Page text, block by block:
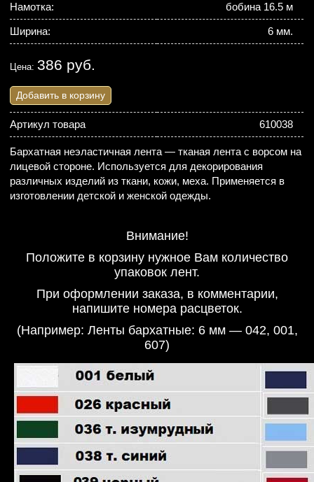
Намотка: бобина 16.5 м
Ширина: 6 мм.
Цена:386 руб.
Добавить в корзину
Артикул товара 610038
Бархатная неэластичная лента — тканая лента с ворсом на
лицевой стороне. Используется для декорирования
различных изделий из ткани, кожи, меха. Применяется в
изготовлении детской и женской одежды.
Внимание!
Положите в корзину нужное Вам количество
упаковок лент.
При оформлении заказа, в комментарии,
напишите номера расцветок.
(Например: Ленты бархатные: 6 мм — 042, 001,
607)